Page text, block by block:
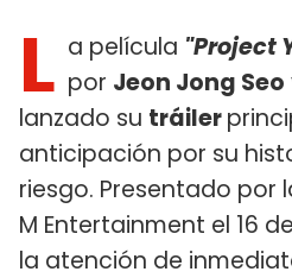
L a película "Project
por Jeon Jong Seo
lanzado su tráiler
anticipación por su
riesgo. Presentado por
M Entertainment el 16
la atención de